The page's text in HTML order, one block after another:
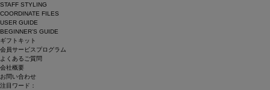
STAFF STYLING
COORDINATE FILES
USER GUIDE
BEGINNER’S GUIDE
ギフトキット
会員サービスプログラム
よくあるご質問
会社概要
お問い合わせ
注目ワード：